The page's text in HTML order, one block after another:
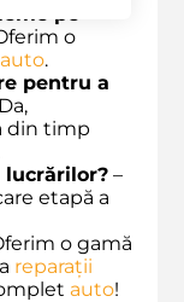
pe
o
.
pentru a
din timp
–
etapă a
o gamă
reparații
auto!